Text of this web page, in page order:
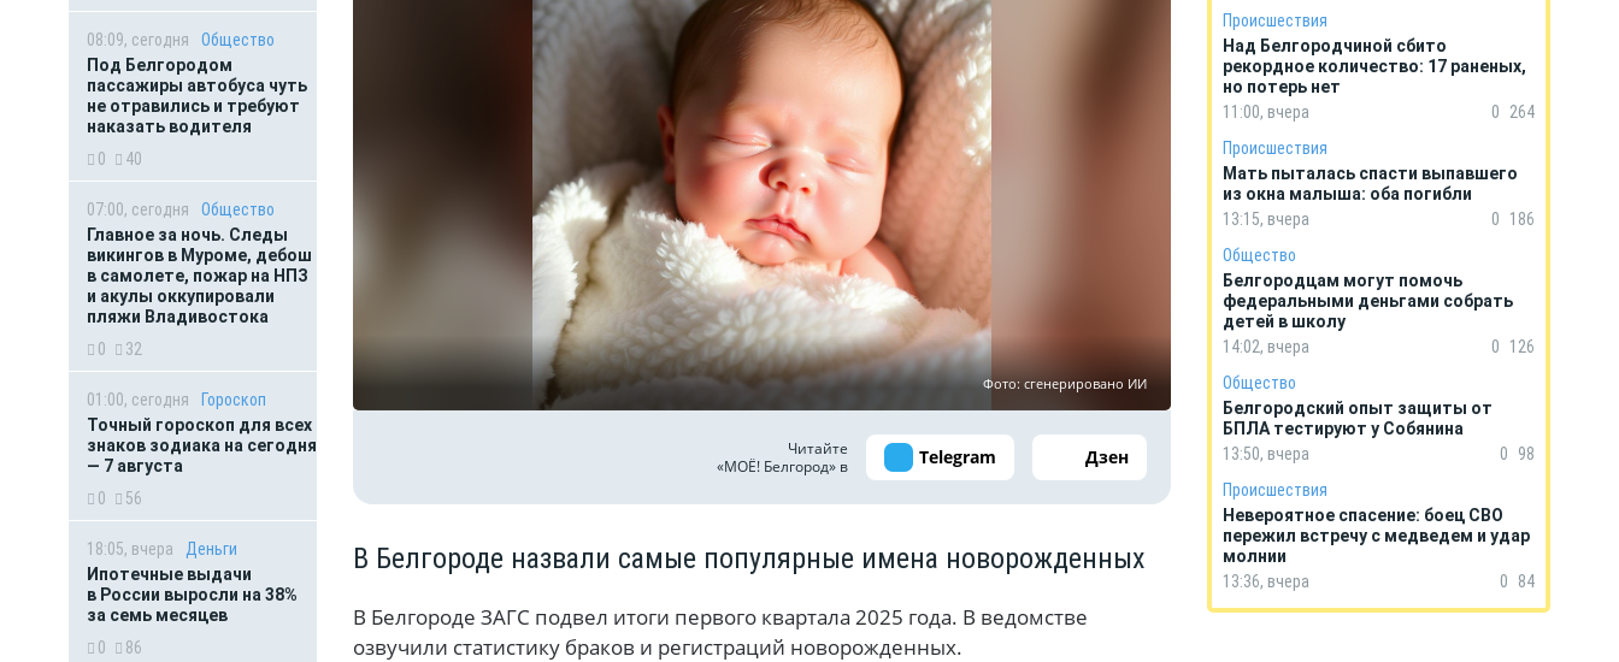
08:09, сегодня
Общество
Под Белгородом
пассажиры автобуса чуть
не отравились и требуют
наказать водителя
0
40
07:00, сегодня
Общество
Главное за ночь. Следы
викингов в Муроме, дебош
в самолете, пожар на НПЗ
и акулы оккупировали
пляжи Владивостока
0
32
01:00, сегодня
Гороскоп
Точный гороскоп для всех
знаков зодиака на сегодня
— 7 августа
0
56
18:05, вчера
Деньги
Ипотечные выдачи
в России выросли на 38%
за семь месяцев
0
86
Фото: сгенерировано ИИ
Читайте
«МОЁ! Белгород» в
Telegram Дзен
В Белгороде назвали самые популярные имена новорожденных
В Белгороде ЗАГС подвел итоги первого квартала 2025 года. В ведомстве
озвучили статистику браков и регистраций новорожденных.
Происшествия
Над Белгородчиной сбито
рекордное количество: 17 раненых,
но потерь нет
11:00, вчера
0
264
Происшествия
Мать пыталась спасти выпавшего
из окна малыша: оба погибли
13:15, вчера
0
186
Общество
Белгородцам могут помочь
федеральными деньгами собрать
детей в школу
14:02, вчера
0
126
Общество
Белгородский опыт защиты от
БПЛА тестируют у Собянина
13:50, вчера
0
98
Происшествия
Невероятное спасение: боец СВО
пережил встречу с медведем и удар
молнии
13:36, вчера
0 84